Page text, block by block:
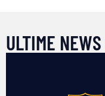
ULTIME NEWS